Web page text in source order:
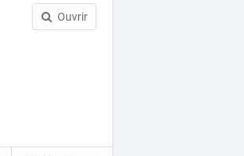
Ouvrir